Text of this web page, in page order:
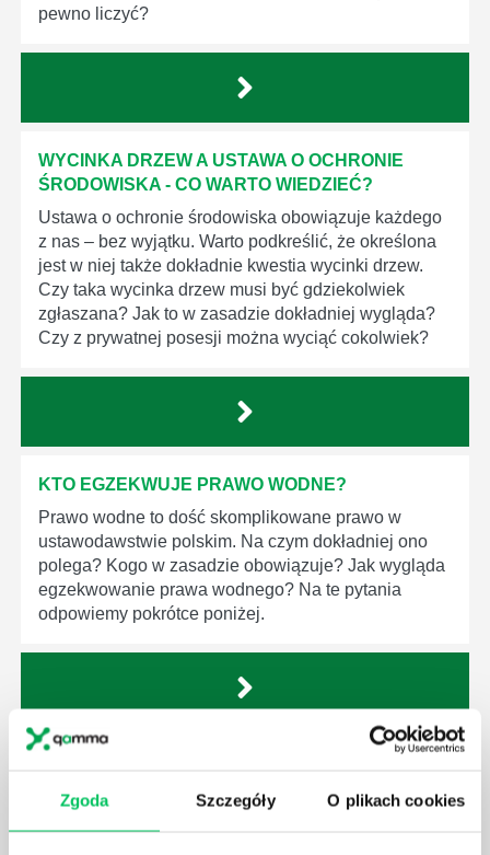
Zgoda Szczegóły O plikach cookies
pewno liczyć?
WYCINKA DRZEW A USTAWA O OCHRONIE
ŚRODOWISKA - CO WARTO WIEDZIEĆ?
Ustawa o ochronie środowiska obowiązuje każdego
z nas – bez wyjątku. Warto podkreślić, że określona
jest w niej także dokładnie kwestia wycinki drzew.
Czy taka wycinka drzew musi być gdziekolwiek
zgłaszana? Jak to w zasadzie dokładniej wygląda?
Czy z prywatnej posesji można wyciąć cokolwiek?
KTO EGZEKWUJE PRAWO WODNE?
Prawo wodne to dość skomplikowane prawo w
ustawodawstwie polskim. Na czym dokładniej ono
polega? Kogo w zasadzie obowiązuje? Jak wygląda
egzekwowanie prawa wodnego? Na te pytania
odpowiemy pokrótce poniżej.
MEDYCZNYCH?